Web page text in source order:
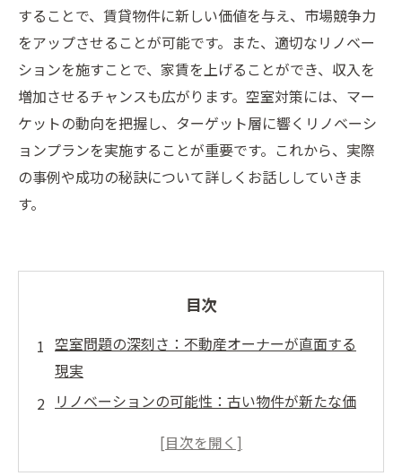
することで、賃貸物件に新しい価値を与え、市場競争力
をアップさせることが可能です。また、適切なリノベー
ションを施すことで、家賃を上げることができ、収入を
増加させるチャンスも広がります。空室対策には、マー
ケットの動向を把握し、ターゲット層に響くリノベーシ
ョンプランを実施することが重要です。これから、実際
の事例や成功の秘訣について詳しくお話ししていきま
す。
目次
空室問題の深刻さ：不動産オーナーが直面する
現実
リノベーションの可能性：古い物件が新たな価
入居者のニーズをつかむ：成功するリノベーシ